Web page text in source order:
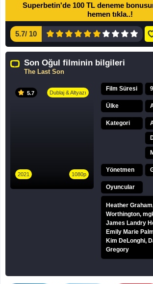
Superbetin'de 100 TL deneme
hemen tıkla..!
5.7/ 10
Son Oğul filminin bilgileri
The Last Son
5.7 Dublaj & Altyazı
2021 1080p
Film Süresi
Ülke
Kategori
Yönetmen
Oyuncular
Heather
Worthington,
James Landry
Emily Marie
Kim DeLonghi,
Gregory